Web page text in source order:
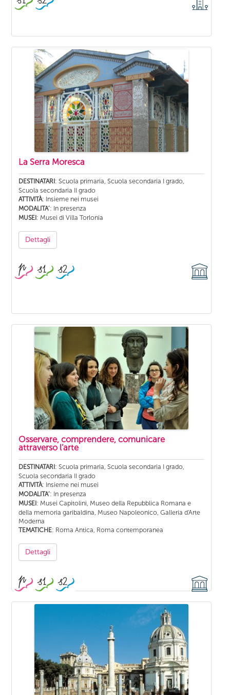
La Serra Moresca
DESTINATARI: Scuola primaria, Scuola secondaria I grado,
Scuola secondaria II grado
ATTIVITÀ: Insieme nei musei
MODALITA’: In presenza
MUSEI: Musei di Villa Torlonia
Dettagli
Osservare, comprendere, comunicare
attraverso l’arte
DESTINATARI: Scuola primaria, Scuola secondaria I grado,
Scuola secondaria II grado
ATTIVITÀ: Insieme nei musei
MODALITA’: In presenza
MUSEI: Musei Capitolini, Museo della Repubblica Romana e
della memoria garibaldina, Museo Napoleonico, Galleria d'Arte
Moderna
TEMATICHE: Roma Antica, Roma contemporanea
Dettagli